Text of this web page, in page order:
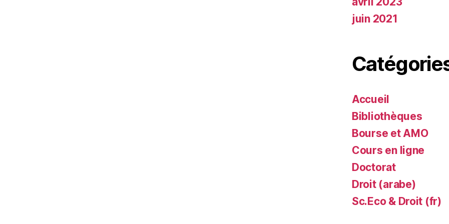
juin 2021
Accueil
Bibliothèques
Bourse et AMO
Cours en ligne
Doctorat
Droit (arabe)
Sc.Eco & Droit (fr)